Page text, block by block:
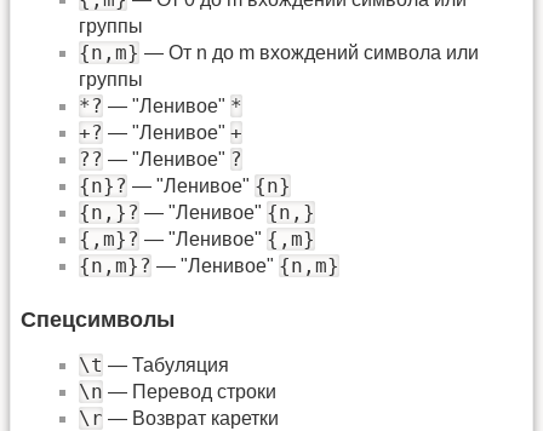
группы
{n,m} — От n до m вхождений символа или
группы
*? — "Ленивое" *
+? — "Ленивое" +
?? — "Ленивое" ?
{n}? — "Ленивое" {n}
{n,}? — "Ленивое" {n,}
{,m}? — "Ленивое" {,m}
{n,m}? — "Ленивое" {n,m}
Спецсимволы
\t — Табуляция
\n — Перевод строки
\r — Возврат каретки